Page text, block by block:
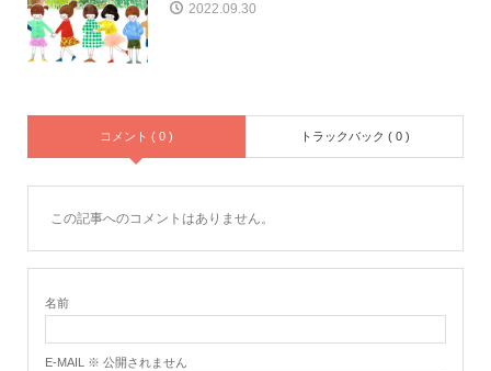
2022.09.30
コメント ( 0 ) トラックバック ( 0 )
この記事へのコメントはありません。
名前
E-MAIL ※ 公開されません